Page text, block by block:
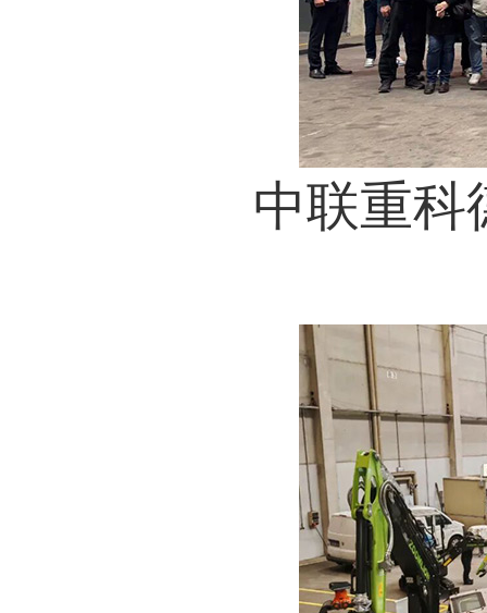
中联重科德